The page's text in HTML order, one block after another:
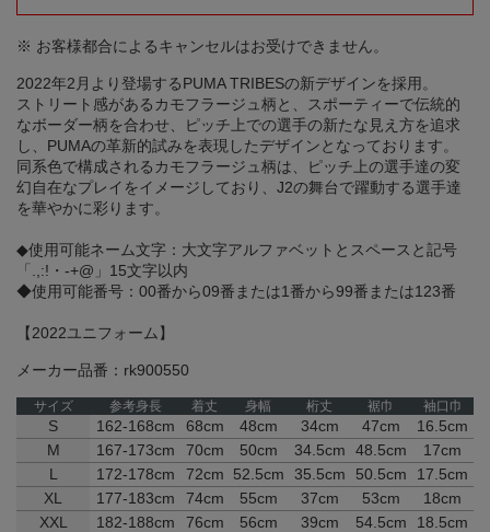
※ お客様都合によるキャンセルはお受けできません。
2022年2月より登場するPUMA TRIBESの新デザインを採用。
ストリート感があるカモフラージュ柄と、スポーティーで伝統的
なボーダー柄を合わせ、ピッチ上での選手の新たな見え方を追求
し、PUMAの革新的試みを表現したデザインとなっております。
同系色で構成されるカモフラージュ柄は、ピッチ上の選手達の変
幻自在なプレイをイメージしており、J2の舞台で躍動する選手達
を華やかに彩ります。
◆使用可能ネーム文字：大文字アルファベットとスペースと記号
「.,:!・-+@」15文字以内
◆使用可能番号：00番から09番または1番から99番または123番
【2022ユニフォーム】
メーカー品番：rk900550
サイズ 参考身長 着丈 身幅 桁丈 裾巾 袖口巾
S 162-168cm 68cm 48cm 34cm 47cm
16.5cm
M
167-173cm 70cm 50cm 34.5cm 48.5cm
17cm
L
172-178cm 72cm 52.5cm 35.5cm 50.5cm
17.5cm
XL
177-183cm 74cm 55cm 37cm 53cm
18cm
XXL
182-188cm 76cm 56cm 39cm 54.5cm 18.5cm